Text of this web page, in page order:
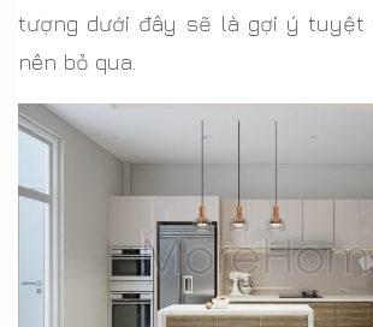
tượng dưới đây sẽ là gợi ý tuyệt
nên bỏ qua.